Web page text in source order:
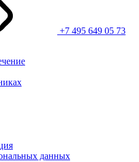
+7 495 649 05 73
данных